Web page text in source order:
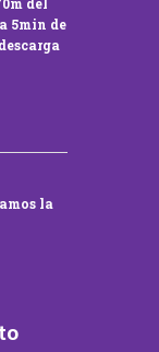
del
5min de
la